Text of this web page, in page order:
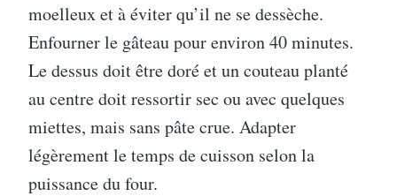
moelleux et à éviter qu’il ne se dessèche.
Enfourner le gâteau pour environ 40 minutes.
Le dessus doit être doré et un couteau planté
au centre doit ressortir sec ou avec quelques
miettes, mais sans pâte crue. Adapter
légèrement le temps de cuisson selon la
puissance du four.